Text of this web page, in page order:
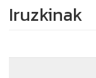
Iruzkinak